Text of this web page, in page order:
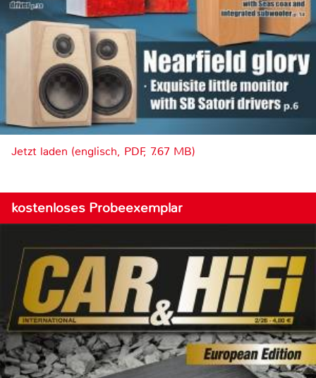
Jetzt laden (englisch, PDF, 7.67 MB)
kostenloses Probeexemplar